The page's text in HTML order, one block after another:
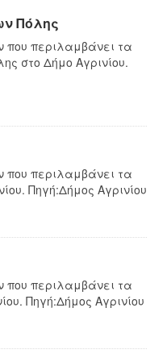
Πόλης
που περιλαμβάνει τα
στο Δήμο Αγρινίου.
που περιλαμβάνει τα
Πηγή:Δήμος Αγρινίου
που περιλαμβάνει τα
Πηγή:Δήμος Αγρινίου